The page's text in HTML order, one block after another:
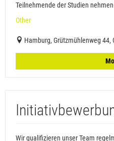
Teilnehmende der Studien
Other
Hamburg, Grützmühlenweg 44,
Wir qualifizieren unser Team